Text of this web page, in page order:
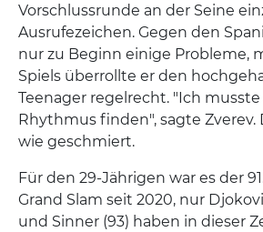
Vorschlussrunde an der Seine
Ausrufezeichen. Gegen den
nur zu Beginn einige Probleme,
Spiels überrollte er den
Teenager regelrecht. "Ich
Rhythmus finden", sagte Zverev.
wie geschmiert.
Für den 29-Jährigen war es der
Grand Slam seit 2020, nur
und Sinner (93) haben in dieser